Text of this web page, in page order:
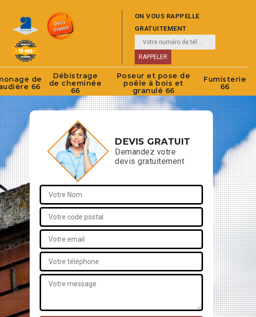
ON VOUS RAPPELLE
GRATUITEMENT
de
66
Débistrage
de cheminée
66
Poseur et pose de
poêle à bois et
granulé 66
Fumisterie
66
DEVIS GRATUIT
Demandez votre
devis gratuitement